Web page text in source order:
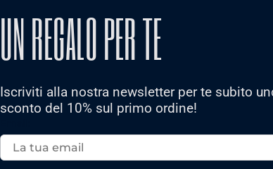
Sì,
UN REGALO PER TE
Iscriviti alla nostra newsletter per te subito
sconto del 10% sul primo ordine!